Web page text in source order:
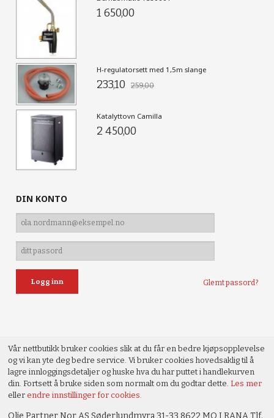
1 650,00
H-regulatorsett med 1,5m slange
233,10 259,00
Katalyttovn Camilla
2 450,00
DIN KONTO
Glemt passord?
Vår nettbutikk bruker cookies slik at du får en bedre kjøpsopplevelse
og vi kan yte deg bedre service. Vi bruker cookies hovedsaklig til å
lagre innloggingsdetaljer og huske hva du har puttet i handlekurven
din. Fortsett å bruke siden som normalt om du godtar dette.Les mer
ellerendre innstillinger for cookies.
Olje Partner Nor AS Søderlundmyra 31-33 8622 MO I RANA Tlf.